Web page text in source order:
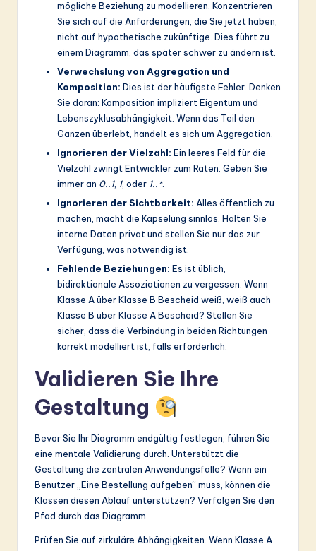
mögliche Beziehung zu modellieren. Konzentrieren
Sie sich auf die Anforderungen, die Sie jetzt haben,
nicht auf hypothetische zukünftige. Dies führt zu
einem Diagramm, das später schwer zu ändern ist.
Verwechslung von Aggregation und
Komposition: Dies ist der häufigste Fehler. Denken
Sie daran: Komposition impliziert Eigentum und
Lebenszyklusabhängigkeit. Wenn das Teil den
Ganzen überlebt, handelt es sich um Aggregation.
Ignorieren der Vielzahl: Ein leeres Feld für die
Vielzahl zwingt Entwickler zum Raten. Geben Sie
immer an 0..1, 1, oder 1..*.
Ignorieren der Sichtbarkeit: Alles öffentlich zu
machen, macht die Kapselung sinnlos. Halten Sie
interne Daten privat und stellen Sie nur das zur
Verfügung, was notwendig ist.
Fehlende Beziehungen: Es ist üblich,
bidirektionale Assoziationen zu vergessen. Wenn
Klasse A über Klasse B Bescheid weiß, weiß auch
Klasse B über Klasse A Bescheid? Stellen Sie
sicher, dass die Verbindung in beiden Richtungen
korrekt modelliert ist, falls erforderlich.
Validieren Sie Ihre
Gestaltung
Bevor Sie Ihr Diagramm endgültig festlegen, führen Sie
eine mentale Validierung durch. Unterstützt die
Gestaltung die zentralen Anwendungsfälle? Wenn ein
Benutzer „Eine Bestellung aufgeben“ muss, können die
Klassen diesen Ablauf unterstützen? Verfolgen Sie den
Pfad durch das Diagramm.
Prüfen Sie auf zirkuläre Abhängigkeiten. Wenn Klasse A